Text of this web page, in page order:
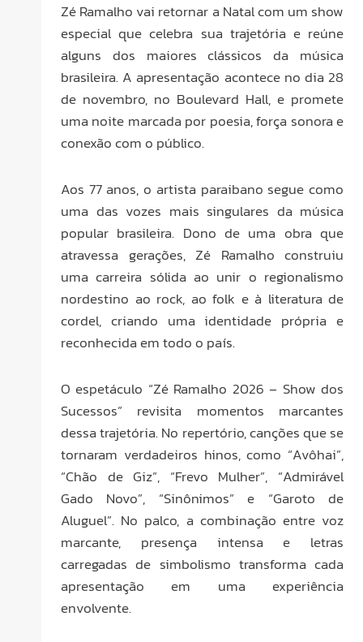
Zé Ramalho vai retornar a Natal com um show
especial que celebra sua trajetória e reúne
alguns dos maiores clássicos da música
brasileira. A apresentação acontece no dia 28
de novembro, no Boulevard Hall, e promete
uma noite marcada por poesia, força sonora e
conexão com o público.
Aos 77 anos, o artista paraibano segue como
uma das vozes mais singulares da música
popular brasileira. Dono de uma obra que
atravessa gerações, Zé Ramalho construiu
uma carreira sólida ao unir o regionalismo
nordestino ao rock, ao folk e à literatura de
cordel, criando uma identidade própria e
reconhecida em todo o país.
O espetáculo “Zé Ramalho 2026 – Show dos
Sucessos” revisita momentos marcantes
dessa trajetória. No repertório, canções que se
tornaram verdadeiros hinos, como “Avôhai”,
“Chão de Giz”, “Frevo Mulher”, “Admirável
Gado Novo”, “Sinônimos” e “Garoto de
Aluguel”. No palco, a combinação entre voz
marcante, presença intensa e letras
carregadas de simbolismo transforma cada
apresentação em uma experiência
envolvente.